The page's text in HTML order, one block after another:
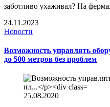
заботливо ухаживал? На
24.11.2023
Новости
Возможность управлять
до 500 метров без проблем
25.08.2020